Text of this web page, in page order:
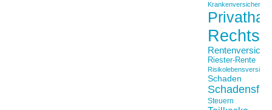
Krankenversicherung
Riester-Rente
Schaden
Steuern